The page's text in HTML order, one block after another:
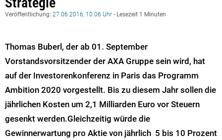
Veröffentlichung: 27.06.2016, 10:06 Uhr - Lesezeit 1 Minuten
Thomas Buberl, der ab 01. September
Vorstandsvorsitzender der AXA Gruppe sein wird, hat
auf der Investorenkonferenz in Paris das Programm
Ambition 2020 vorgestellt. Bis zu diesem Jahr sollen die
jährlichen Kosten um 2,1 Milliarden Euro vor Steuern
gesenkt werden.Gleichzeitig würde die
Gewinnerwartung pro Aktie von jährlich 5 bis 10 Prozent